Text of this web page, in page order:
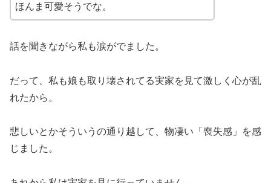
ほんま可愛そうでな。
話を聞きながら私も涙がでました。
だって、私も娘も取り壊されてる実家を見て激しく心が乱
れたから。
悲しいとかそういうの通り越して、物凄い「喪失感」を感
じました。